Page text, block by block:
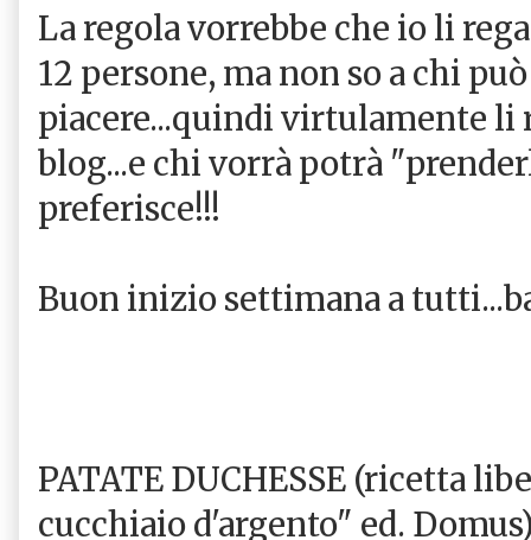
La regola vorrebbe che io li
12 persone, ma non so a chi
piacere...quindi virtulamente li
blog...e chi vorrà potrà
preferisce!!!
Buon inizio settimana a
PATATE DUCHESSE (ricetta
cucchiaio d'argento" ed.